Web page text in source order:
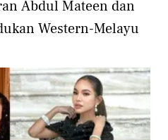
Abdul Mateen dan
Western-Melayu